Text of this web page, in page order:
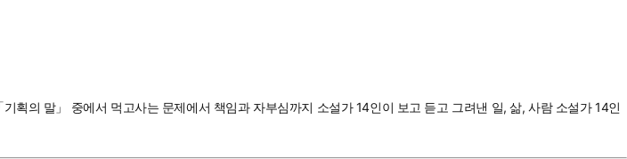
의 말」 중에서 먹고사는 문제에서 책임과 자부심까지 소설가 14인이 보고 듣고 그려낸 일, 삶, 사람 소설가 14인